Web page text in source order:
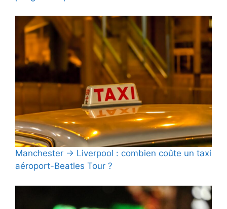
Manchester → Liverpool : combien coûte un taxi
aéroport-Beatles Tour ?